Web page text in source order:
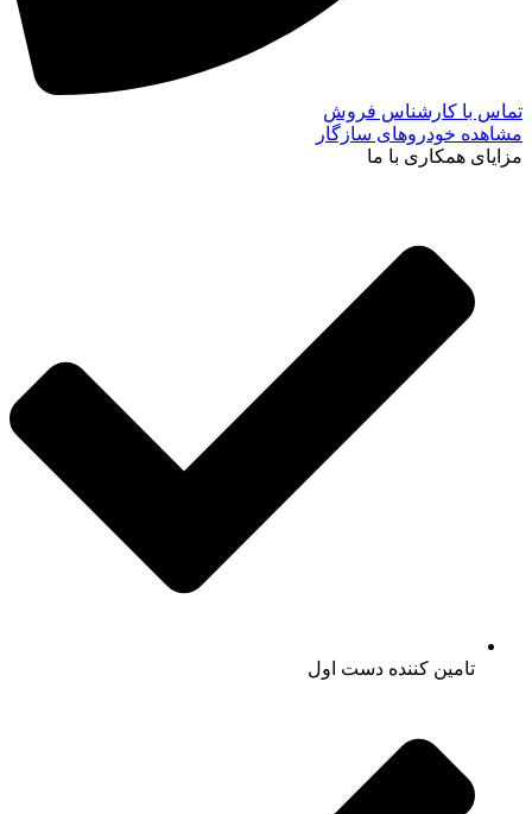
تماس با کارشناس فروش
مشاهده خودروهای سازگار
مزایای همکاری با ما
تامین کننده دست اول